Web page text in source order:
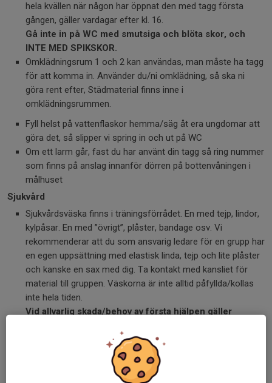
hela kvällen när någon har öppnat den med tagg första
gången, gäller vardagar efter kl. 16.
Gå inte in på WC med smutsiga och blöta skor, och
INTE MED SPIKSKOR.
Omklädningsrum 1 och 2 kan användas, man måste ha tagg
för att komma in. Använder du/ni omklädning, så ska ni
göra rent efter, Städmaterial finns inne i
omklädningsrummen.
Fyll helst på vattenflaskor hemma/säg åt era ungdomar att
göra det, så slipper vi spring in och ut på WC
Om ett larm går, fast du har använt din tagg så ring nummer
som finns på anslag innanför dörren på bottenvåningen i
målhuset
Sjukvård
Sjukvårdsväska finns i träningsförrådet. En med tejp, lindor,
kylpåsar. En med ”övrigt”, plåster, bandage osv. Vi
rekommenderar att du som ansvarig ledare för en grupp har
en egen uppsättning med elastisk linda, tejp och lite plåster
och kanske en sax med dig. Ta kontakt med kansliet för
material till gruppen. Väskorna är inte alltid påfyllda/kollas
inte hela tiden.
Vid allvarlig skada/behov av första hjälpen gäller
Tejp och lindor ska inte missbrukas, eller tas med hem för